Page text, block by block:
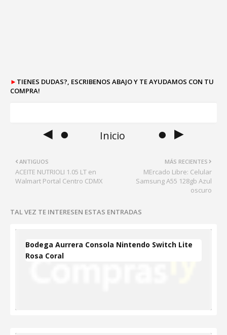
► TIENES DUDAS?, ESCRIBENOS ABAJO Y TE AYUDAMOS CON TU
COMPRA!
◄ ● Inicio ● ►
MÁS RECIENTES
MErcado Libre: Celular
Samsung A55 128gb Azul
oscuro
ANTIGUOS
ACEITE NUTRIOLI 1.05 LT en
Walmart Portal Centro CDMX
TAL VEZ TE INTERESEN ESTAS ENTRADAS
Bodega Aurrera Consola Nintendo Switch Lite
Rosa Coral